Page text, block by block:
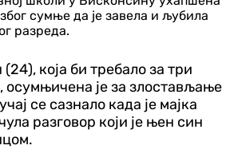
сумње да је завела и љубила
разреда.
која би требало за три
осумњичена је за злостављање
се сазнало када је мајка
разговор који је њен син